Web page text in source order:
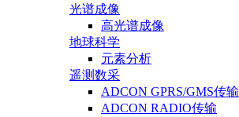
光谱成像
高光谱成像
地球科学
元素分析
遥测数采
ADCON GPRS/GMS传输
ADCON RADIO传输